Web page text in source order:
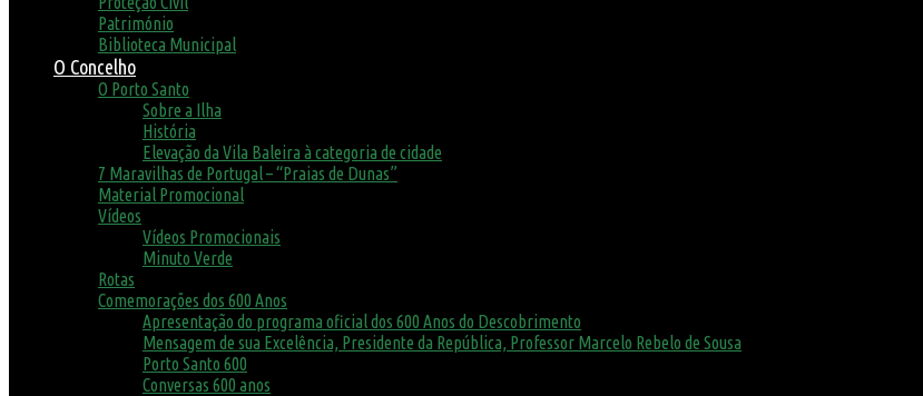
Património
Biblioteca Municipal
O Concelho
O Porto Santo
Sobre a Ilha
História
Elevação da Vila Baleira à categoria de cidade
7 Maravilhas de Portugal – “Praias de Dunas”
Material Promocional
Vídeos
Vídeos Promocionais
Minuto Verde
Rotas
Comemorações dos 600 Anos
Apresentação do programa oficial dos 600 Anos do Descobrimento
Mensagem de sua Excelência, Presidente da República, Professor Marcelo Rebelo de Sousa
Porto Santo 600
Conversas 600 anos